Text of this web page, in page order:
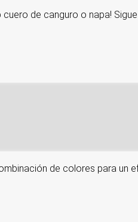
de canguro o napa!
de colores para un